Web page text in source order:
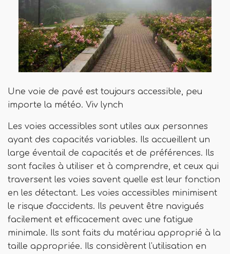
Une voie de pavé est toujours accessible, peu
importe la météo. Viv lynch
Les voies accessibles sont utiles aux personnes
ayant des capacités variables. Ils accueillent un
large éventail de capacités et de préférences. Ils
sont faciles à utiliser et à comprendre, et ceux qui
traversent les voies savent quelle est leur fonction
en les détectant. Les voies accessibles minimisent
le risque d'accidents. Ils peuvent être navigués
facilement et efficacement avec une fatigue
minimale. Ils sont faits du matériau approprié à la
taille appropriée. Ils considèrent l'utilisation en